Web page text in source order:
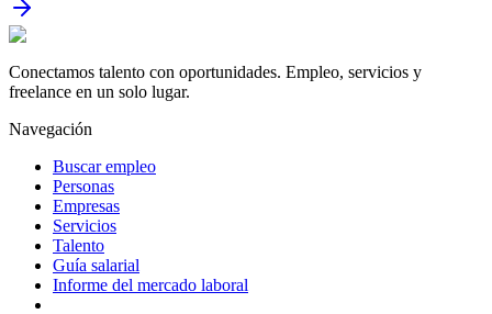
Conectamos talento con oportunidades. Empleo, servicios y
freelance en un solo lugar.
Navegación
Buscar empleo
Personas
Empresas
Servicios
Talento
Guía salarial
Informe del mercado laboral